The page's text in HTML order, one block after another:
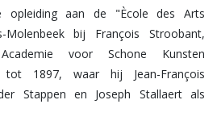
opleiding aan de "Ècole des Arts
Molenbeek bij François Stroobant,
voor Schone Kunsten
1897, waar hij Jean-François
Stappen en Joseph Stallaert als